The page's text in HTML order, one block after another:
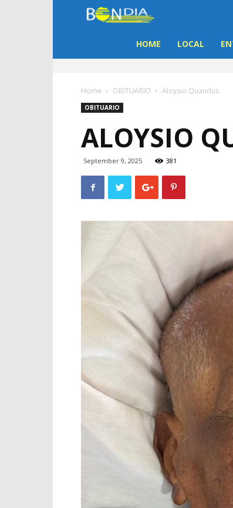
Dia
Noticia
di
Aruba
HOME LOCAL
Home OBITUARIO Aloysio Quandus
OBITUARIO
ALOYSIO
September 9, 2025 381